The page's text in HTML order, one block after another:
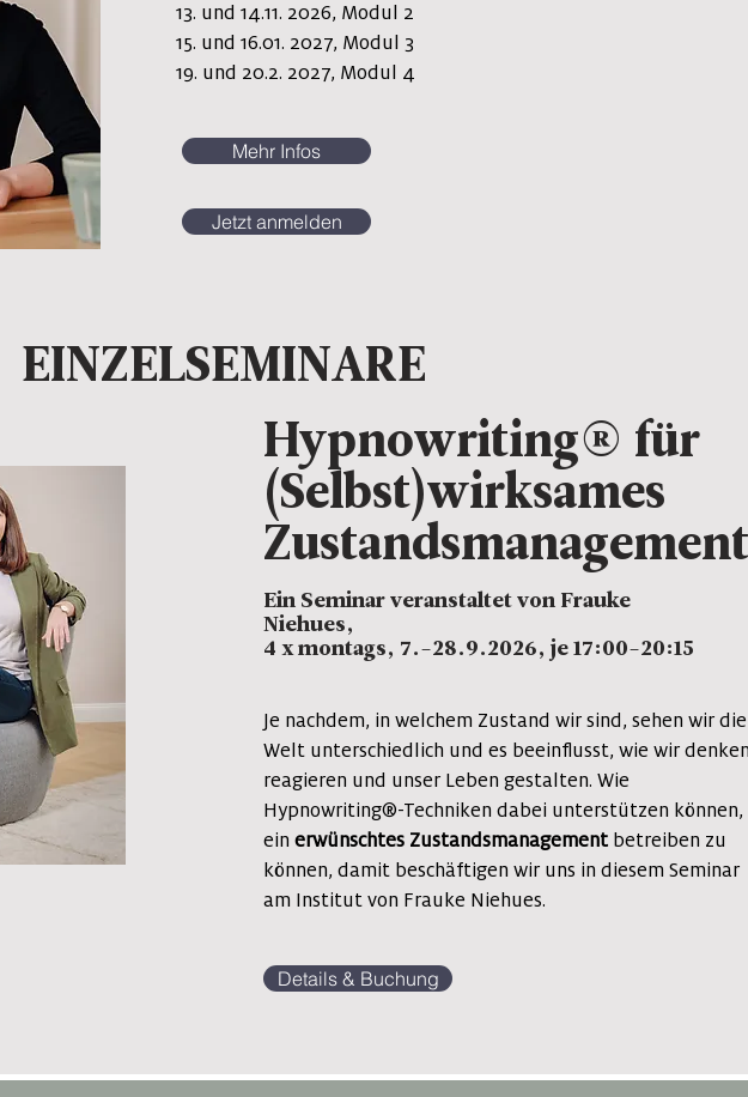
13. und 14.11. 2026, Modul 2
15. und 16.01. 2027, Modul 3
19. und 20.2. 2027, Modul 4
Mehr Infos
Jetzt anmelden
EINZELSEMINARE
Hypnowriting® für
(Selbst)wirksames
Zustandsmanagement
Ein Seminar veranstaltet von Frauke
Niehues,
4 x montags, 7.-28.9.2026, je 17:00-20:15
Je nachdem, in welchem Zustand wir sind, sehen wir die
Welt unterschiedlich und es beeinflusst, wie wir
reagieren und unser Leben gestalten. Wie
Hypnowriting®-Techniken dabei unterstützen können,
ein erwünschtes Zustandsmanagement betreiben zu
können, damit beschäftigen wir uns in diesem Seminar
am Institut von Frauke Niehues.
Details & Buchung